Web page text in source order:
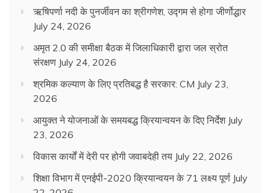
ऋषिपर्णा नदी के पुनर्जीवन का श्रीगणेश, उद्गम से होगा जीर्णोद्धार
July 24, 2026
अमृत 2.0 की समीक्षा बैठक में जिलाधिकारी द्वारा जल स्रोत
संरक्षण July 24, 2026
श्रमिक कल्याण के लिए प्रतिबद्ध है सरकार: CM July 23,
2026
आयुक्त ने योजनाओं के समयबद्ध क्रियान्वयन के दिए निर्देश July
23, 2026
विकास कार्यों में देरी पर होगी जवाबदेही तय July 22, 2026
शिक्षा विभाग में एनईपी-2020 क्रियान्वयन के 71 लक्ष्य पूर्ण July